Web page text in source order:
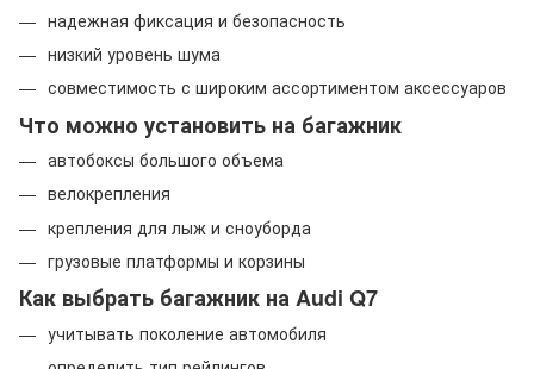
надежная фиксация и безопасность
низкий уровень шума
совместимость с широким ассортиментом аксессуаров
Что можно установить на багажник
автобоксы большого объема
велокрепления
крепления для лыж и сноуборда
грузовые платформы и корзины
Как выбрать багажник на Audi Q7
учитывать поколение автомобиля